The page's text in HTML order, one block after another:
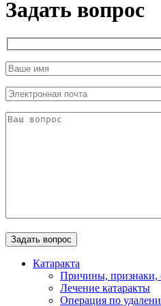
Задать вопрос
Катаракта
Причины, признаки,
Лечение катаракты
Операция по